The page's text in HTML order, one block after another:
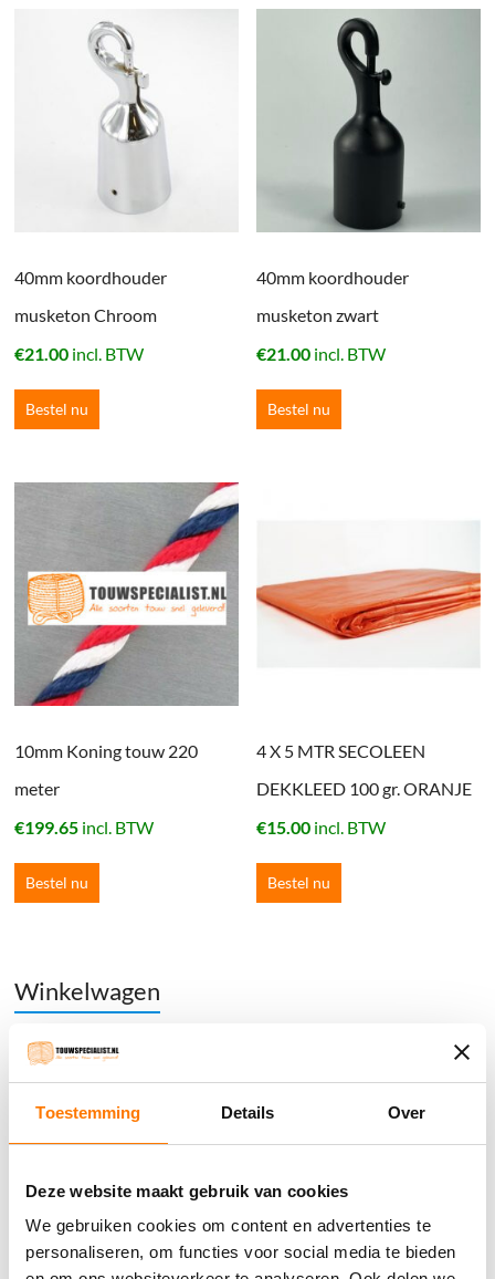
Toestemming Details Over
Deze website maakt gebruik van cookies
We gebruiken cookies om content en advertenties te
personaliseren, om functies voor social media te bieden
40mm koordhouder
musketon Chroom
€21.00 incl. BTW
Bestel nu
40mm koordhouder
musketon zwart
€21.00 incl. BTW
Bestel nu
10mm Koning touw 220
meter
€199.65 incl. BTW
Bestel nu
4 X 5 MTR SECOLEEN
DEKKLEED 100 gr. ORANJE
€15.00 incl. BTW
Bestel nu
Winkelwagen
Geen producten in de winkelwagen.
֍ Groot aanbod & scherpe prijzen!
֍ Deskundig advies en gratis proefstukjes.
֍ Verzending in Nederland, België en Duitsland.